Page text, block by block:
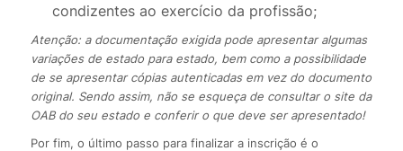
condizentes ao exercício da profissão;
Atenção: a documentação exigida pode apresentar algumas
variações de estado para estado, bem como a possibilidade
de se apresentar cópias autenticadas em vez do documento
original. Sendo assim, não se esqueça de consultar o site da
OAB do seu estado e conferir o que deve ser apresentado!
Por fim, o último passo para finalizar a inscrição é o